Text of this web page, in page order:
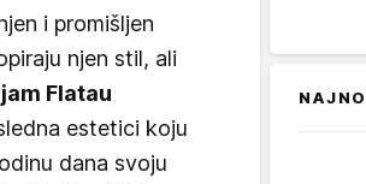
i promišljen
njen stil, ali
Flatau
estetici koju
dana svoju